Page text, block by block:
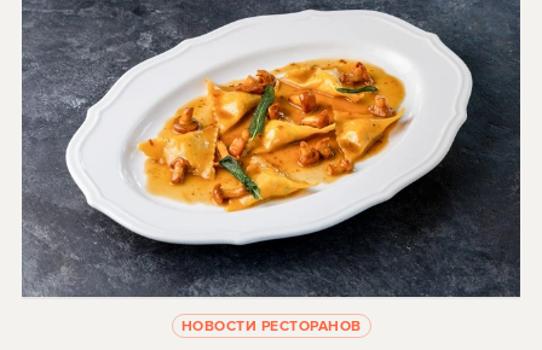
НОВОСТИ РЕСТОРАНОВ